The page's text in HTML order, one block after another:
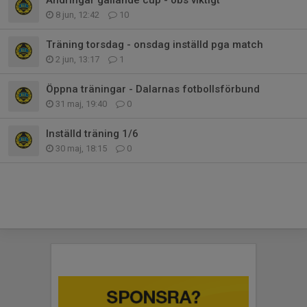
8 jun, 12:42 10
Träning torsdag - onsdag inställd pga match
2 jun, 13:17 1
Öppna träningar - Dalarnas fotbollsförbund
31 maj, 19:40 0
Inställd träning 1/6
30 maj, 18:15 0